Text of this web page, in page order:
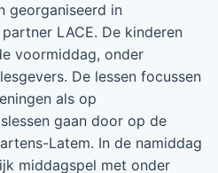
georganiseerd in
LACE. De kinderen
voormiddag, onder
De lessen focussen
als op
gaan door op de
Latem. In de namiddag
middagspel met onder